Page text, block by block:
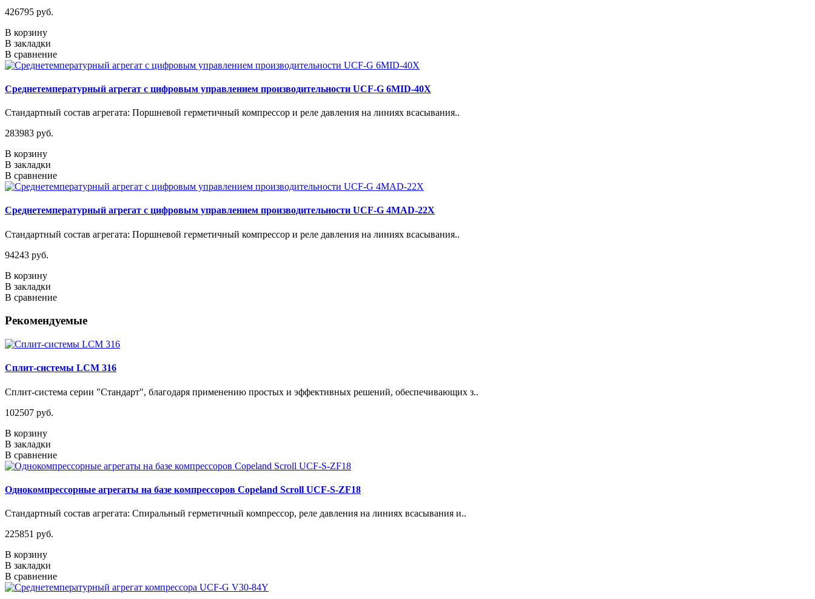
426795 руб.
В корзину
В закладки
В сравнение
Среднетемпературный агрегат с цифровым управлением производительности UCF-G 6MID-40X
Стандартный состав агрегата: Поршневой герметичный компрессор и реле давления на линиях всасывания..
283983 руб.
В корзину
В закладки
В сравнение
Среднетемпературный агрегат с цифровым управлением производительности UCF-G 4МАD-22Х
Стандартный состав агрегата: Поршневой герметичный компрессор и реле давления на линиях всасывания..
94243 руб.
В корзину
В закладки
В сравнение
Рекомендуемые
Сплит-системы LCM 316
Сплит-система серии "Стандарт", благодаря применению простых и эффективных решений, обеспечивающих з..
102507 руб.
В корзину
В закладки
В сравнение
Однокомпрессорные агрегаты на базе компрессоров Copeland Scroll UCF-S-ZF18
Стандартный состав агрегата: Спиральный герметичный компрессор, реле давления на линиях всасывания и..
225851 руб.
В корзину
В закладки
В сравнение